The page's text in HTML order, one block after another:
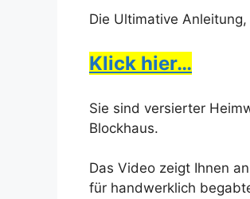
Die Ultimative
Klick hier…
Sie sind versierter
Blockhaus.
Das Video zeigt Ihnen
für handwerklich